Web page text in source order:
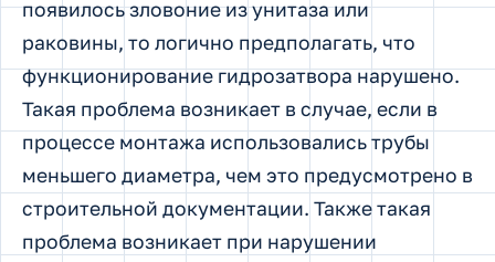
появилось зловоние из унитаза или
раковины, то логично предполагать, что
функционирование гидрозатвора нарушено.
Такая проблема возникает в случае, если в
процессе монтажа использовались трубы
меньшего диаметра, чем это предусмотрено в
строительной документации. Также такая
проблема возникает при нарушении